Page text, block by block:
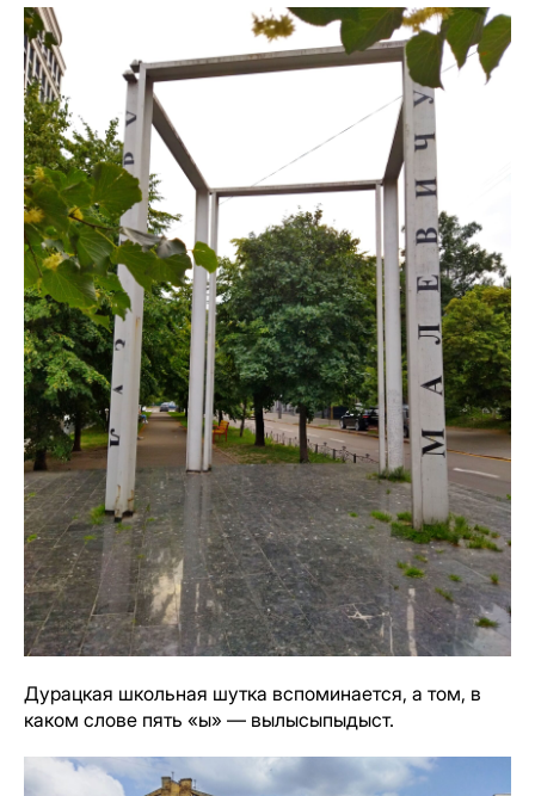
Дурацкая школьная шутка вспоминается, а том, в
каком слове пять «ы» — вылысыпыдыст.